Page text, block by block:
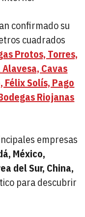
confirmado su
cuadrados
Protos, Torres,
Cavas
Solís, Pago
Riojanas
empresas
México,
del Sur, China,
para descubrir